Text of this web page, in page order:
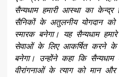
सैन्यधाम हमारी आस्था का केन्द्र
सैनिकों के अतुलनीय योगदान को
स्मारक बनेगा। यह सैन्यधाम
सेवाओं के लिए आकर्षित करने के
बनेगा। उन्होंने कहा कि
वीरांगनाओं के त्याग को मान